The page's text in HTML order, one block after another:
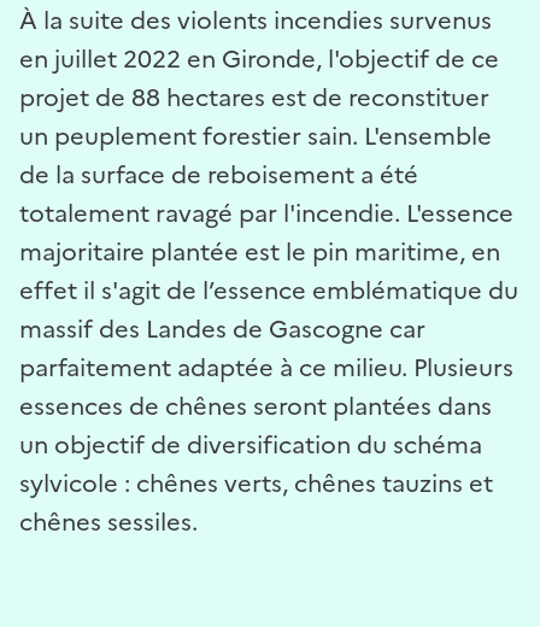
À la suite des violents incendies survenus
en juillet 2022 en Gironde, l'objectif de ce
projet de 88 hectares est de reconstituer
un peuplement forestier sain. L'ensemble
de la surface de reboisement a été
totalement ravagé par l'incendie. L'essence
majoritaire plantée est le pin maritime, en
effet il s'agit de l’essence emblématique du
massif des Landes de Gascogne car
parfaitement adaptée à ce milieu. Plusieurs
essences de chênes seront plantées dans
un objectif de diversification du schéma
sylvicole : chênes verts, chênes tauzins et
chênes sessiles.